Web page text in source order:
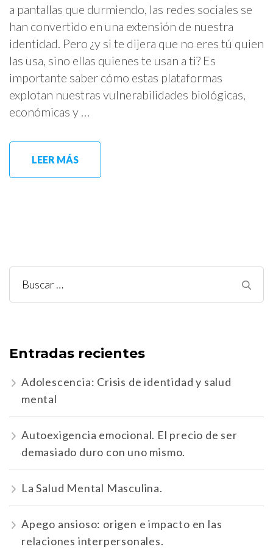
a pantallas que durmiendo, las redes sociales se
han convertido en una extensión de nuestra
identidad. Pero ¿y si te dijera que no eres tú quien
las usa, sino ellas quienes te usan a ti? Es
importante saber cómo estas plataformas
explotan nuestras vulnerabilidades biológicas,
económicas y …
LEER MÁS
Buscar:
Entradas recientes
Adolescencia: Crisis de identidad y salud
mental
Autoexigencia emocional. El precio de ser
demasiado duro con uno mismo.
La Salud Mental Masculina.
Apego ansioso: origen e impacto en las
relaciones interpersonales.